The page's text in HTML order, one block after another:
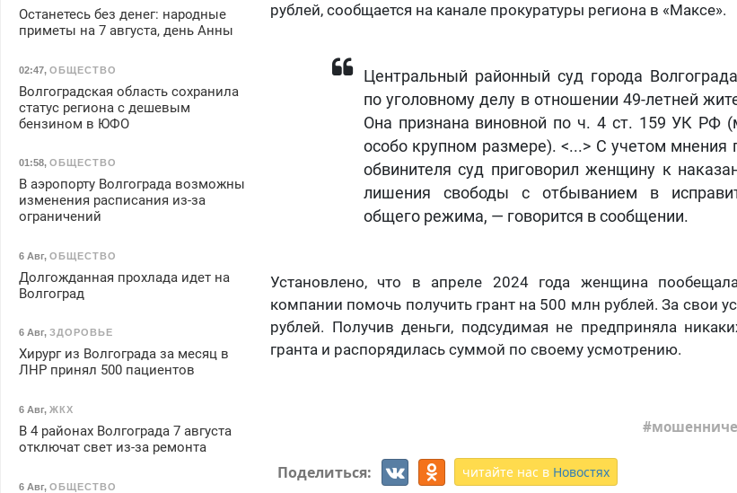
рублей, сообщается на канале прокуратуры региона в «Максе».
Центральный районный суд города
по уголовному делу в отношении 49-летней
Она признана виновной по ч. 4 ст. 159 УК РФ
особо крупном размере). <...> С учетом мнения
обвинителя суд приговорил женщину к
лишения свободы с отбыванием в
общего режима, — говорится в сообщении.
Установлено, что в апреле 2024 года женщина
компании помочь получить грант на 500 млн рублей. За свои
рублей. Получив деньги, подсудимая не предприняла
гранта и распорядилась суммой по своему усмотрению.
Поделиться: читайте нас в Новостях
Останетесь без денег: народные
приметы на 7 августа, день Анны
02:47, ОБЩЕСТВО
Волгоградская область сохранила
статус региона с дешевым
бензином в ЮФО
01:58, ОБЩЕСТВО
В аэропорту Волгограда возможны
изменения расписания из-за
ограничений
6 Авг, ОБЩЕСТВО
Долгожданная прохлада идет на
Волгоград
6 Авг, ЗДОРОВЬЕ
Хирург из Волгограда за месяц в
ЛНР принял 500 пациентов
6 Авг, ЖКХ
В 4 районах Волгограда 7 августа
отключат свет из-за ремонта
6 Авг, ОБЩЕСТВО